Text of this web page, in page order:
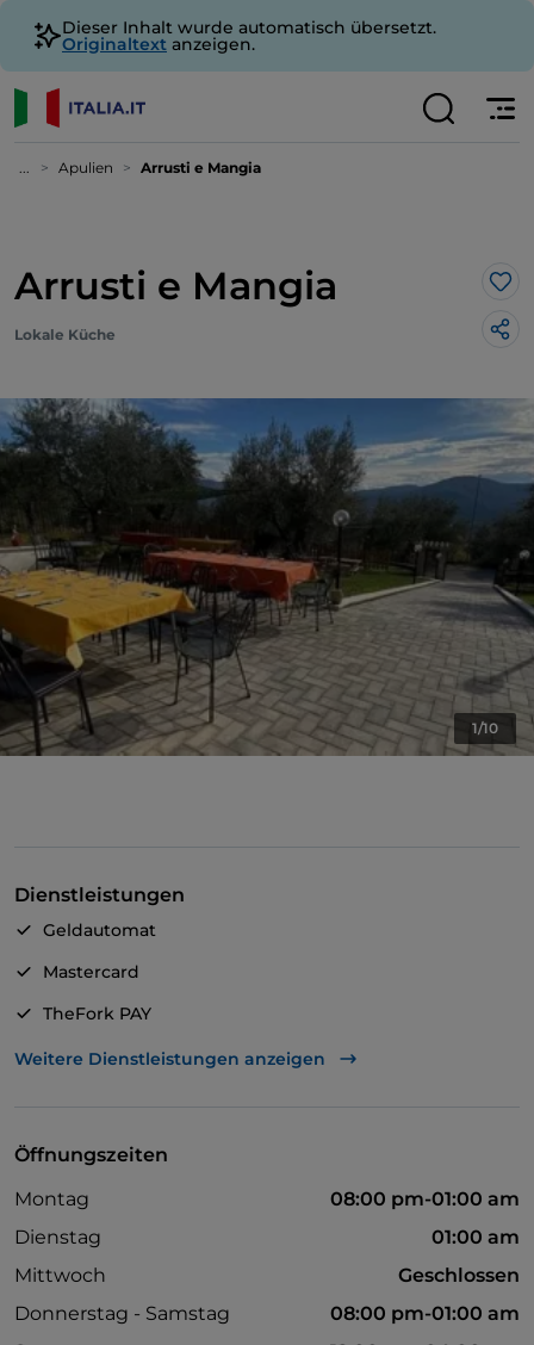
Dieser Inhalt wurde automatisch übersetzt.
Originaltext anzeigen.
... Apulien Arrusti e Mangia
Arrusti e Mangia
Lokale Küche
1/10
Dienstleistungen
Geldautomat
Mastercard
TheFork PAY
UnionPay über TheFork PAY
WLAN
Weitere Dienstleistungen anzeigen
Öffnungszeiten
Montag
08:00 pm-01:00 am
Dienstag
01:00 am
Mittwoch
Geschlossen
Donnerstag - Samstag
08:00 pm-01:00 am